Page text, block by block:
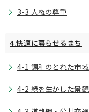
3-3 人権の尊重
4.快適に暮らせるまち
4-1 調和のとれた市
4-2 緑を生かした景